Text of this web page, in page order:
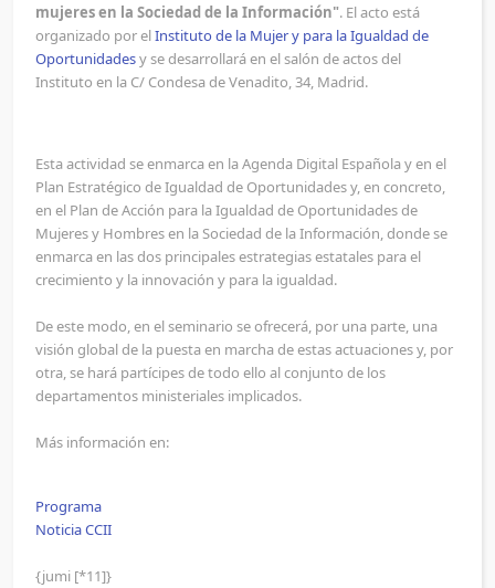
mujeres en la Sociedad de la Información". El acto está
organizado por elInstituto de la Mujer y para la Igualdad de
Oportunidadesy se desarrollará en el salón de actos del
Instituto en la C/ Condesa de Venadito, 34, Madrid.
Esta actividad se enmarca en la Agenda Digital Española y en el
Plan Estratégico de Igualdad de Oportunidades y, en concreto,
en el Plan de Acción para la Igualdad de Oportunidades de
Mujeres y Hombres en la Sociedad de la Información, donde se
enmarca en las dos principales estrategias estatales para el
crecimiento y la innovación y para la igualdad.
De este modo, en el seminario se ofrecerá, por una parte, una
visión global de la puesta en marcha de estas actuaciones y, por
otra, se hará partícipes de todo ello al conjunto de los
departamentos ministeriales implicados.
Más información en:
Programa
Noticia CCII
{jumi [*11]}